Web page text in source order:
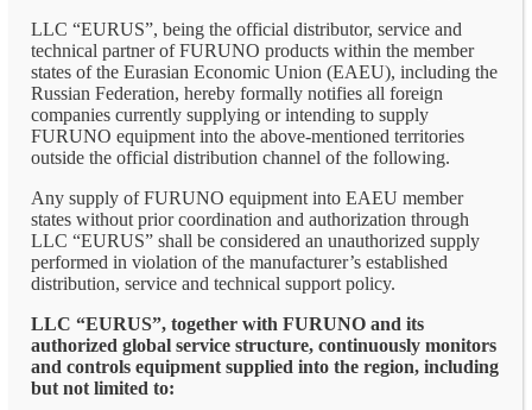
LLC “EURUS”, being the official distributor, service and
technical partner of FURUNO products within the member
states of the Eurasian Economic Union (EAEU), including the
Russian Federation, hereby formally notifies all foreign
companies currently supplying or intending to supply
FURUNO equipment into the above-mentioned territories
outside the official distribution channel of the following.
Any supply of FURUNO equipment into EAEU member
states without prior coordination and authorization through
LLC “EURUS” shall be considered an unauthorized supply
performed in violation of the manufacturer’s established
distribution, service and technical support policy.
LLC “EURUS”, together with FURUNO and its
authorized global service structure, continuously monitors
and controls equipment supplied into the region, including
but not limited to: